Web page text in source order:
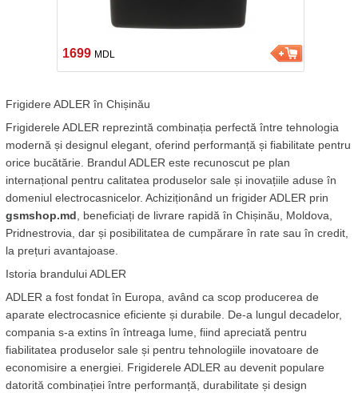
1699 MDL
Frigidere ADLER în Chișinău
Frigiderele ADLER reprezintă combinația perfectă între tehnologia
modernă și designul elegant, oferind performanță și fiabilitate pentru
orice bucătărie. Brandul ADLER este recunoscut pe plan
internațional pentru calitatea produselor sale și inovațiile aduse în
gsmshop.md , beneficiați de livrare rapidă în Chișinău, Moldova,
Pridnestrovia, dar și posibilitatea de cumpărare în rate sau în credit,
la prețuri avantajoase.
Istoria brandului ADLER
ADLER a fost fondat în Europa, având ca scop producerea de
aparate electrocasnice eficiente și durabile. De-a lungul decadelor,
compania s-a extins în întreaga lume, fiind apreciată pentru
fiabilitatea produselor sale și pentru tehnologiile inovatoare de
economisire a energiei. Frigiderele ADLER au devenit populare
datorită combinației între performanță, durabilitate și design